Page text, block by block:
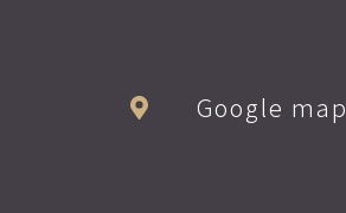
Google map